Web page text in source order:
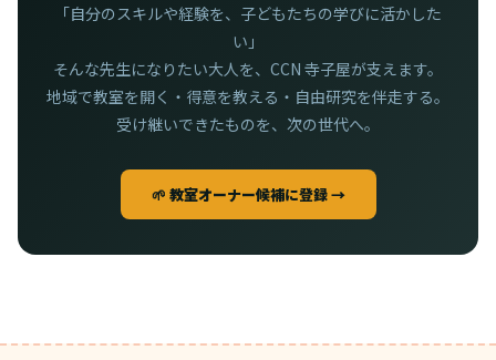
「自分のスキルや経験を、子どもたちの学びに活かした
い」
そんな先生になりたい大人を、CCN 寺子屋が支えます。
地域で教室を開く・得意を教える・自由研究を伴走する。
受け継いできたものを、次の世代へ。
🌱 教室オーナー候補に登録 →